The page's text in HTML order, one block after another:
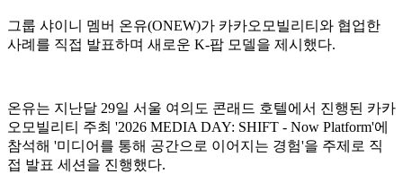
그룹 샤이니 멤버 온유(ONEW)가 카카오모빌리티와 협업한
사례를 직접 발표하며 새로운 K-팝 모델을 제시했다.
온유는 지난달 29일 서울 여의도 콘래드 호텔에서 진행된 카카
오모빌리티 주최 '2026 MEDIA DAY: SHIFT - Now Platform'에
참석해 '미디어를 통해 공간으로 이어지는 경험'을 주제로 직
접 발표 세션을 진행했다.